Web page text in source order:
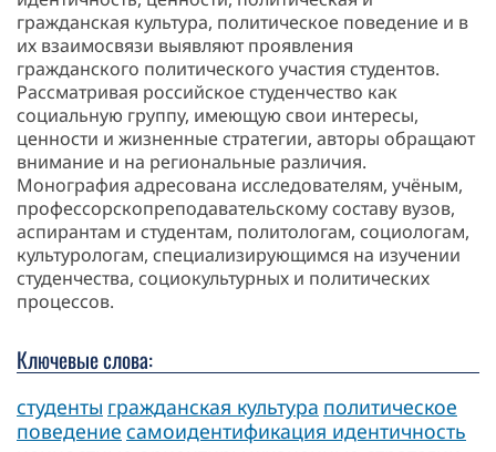
гражданская культура, политическое поведение и в
их взаимосвязи выявляют проявления
гражданского политического участия студентов.
Рассматривая российское студенчество как
социальную группу, имеющую свои интересы,
ценности и жизненные стратегии, авторы обращают
внимание и на региональные различия.
Монография адресована исследователям, учёным,
профессорскопреподавательскому составу вузов,
аспирантам и студентам, политологам, социологам,
культурологам, специализирующимся на изучении
студенчества, социокультурных и политических
процессов.
Ключевые слова:
студенты гражданская культура политическое
поведение самоидентификация идентичность